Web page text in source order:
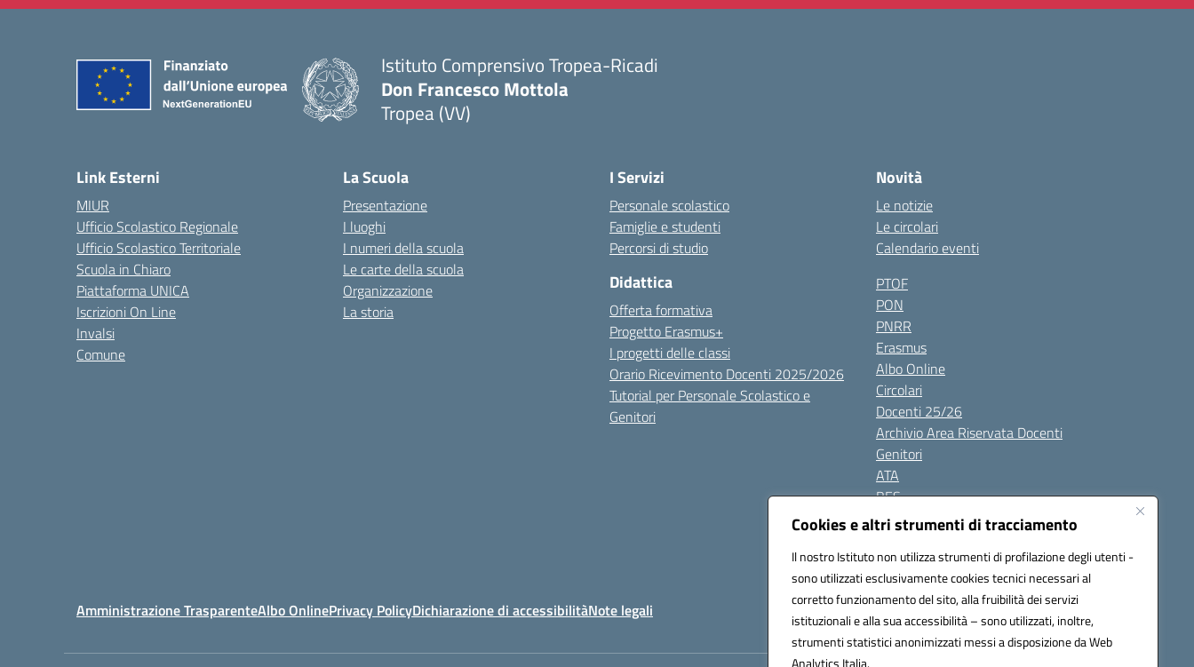
Cookies e altri strumenti di tracciamento
Il nostro Istituto non utilizza strumenti di profilazione degli utenti -
sono utilizzati esclusivamente cookies tecnici necessari al
corretto funzionamento del sito, alla fruibilità dei servizi
istituzionali e alla sua accessibilità – sono utilizzati, inoltre,
strumenti statistici anonimizzati messi a disposizione da Web
Analytics Italia.
Istituto Comprensivo Tropea-Ricadi
Don Francesco Mottola
Tropea (VV)
Link Esterni
MIUR
Ufficio Scolastico Regionale
Ufficio Scolastico Territoriale
Scuola in Chiaro
Piattaforma UNICA
Iscrizioni On Line
Invalsi
Comune
La Scuola
Presentazione
I luoghi
I numeri della scuola
Le carte della scuola
Organizzazione
La storia
I Servizi
Personale scolastico
Famiglie e studenti
Percorsi di studio
Didattica
Offerta formativa
Progetto Erasmus+
I progetti delle classi
Orario Ricevimento Docenti 2025/2026
Tutorial per Personale Scolastico e
Genitori
Novità
Le notizie
Le circolari
Calendario eventi
PTOF
PON
PNRR
Erasmus
Albo Online
Circolari
Docenti 25/26
Archivio Area Riservata Docenti
Genitori
ATA
BES
Modulistica
Gallery
Amministrazione TrasparenteAlbo OnlinePrivacy PolicyDichiarazione di accessibilitàNote legali